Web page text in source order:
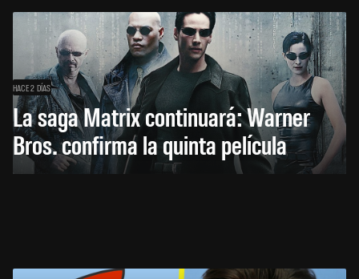
HACE 2 DÍAS
La saga Matrix continuará: Warner
Bros. confirma la quinta película